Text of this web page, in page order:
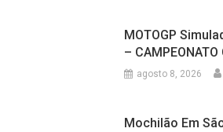
MOTOGP
– CAMPEONATO
agosto 8, 2026
Mochilão Em